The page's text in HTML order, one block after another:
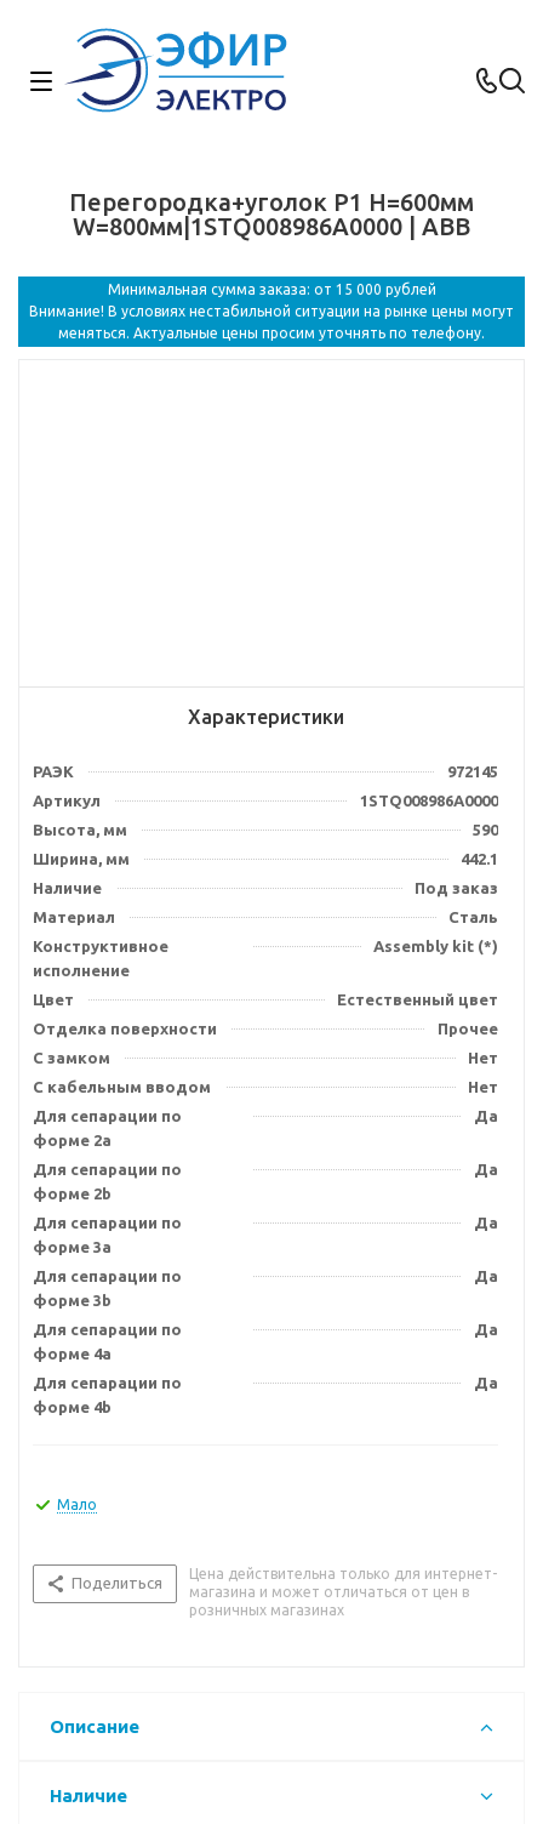
Перегородка+уголок P1 H=600мм
W=800мм|1STQ008986A0000 | ABB
Минимальная сумма заказа: от 15 000 рублей
Внимание! В условиях нестабильной ситуации на рынке цены могут
меняться. Актуальные цены просим уточнять по телефону.
Характеристики
РАЭК
972145
Артикул
1STQ008986A0000
Высота, мм
590
Ширина, мм
442.1
Наличие
Под заказ
Материал
Сталь
Конструктивное
исполнение
Assembly kit (*)
Цвет
Естественный цвет
Отделка поверхности
Прочее
С замком
Нет
С кабельным вводом
Нет
Для сепарации по
форме 2a
Да
Для сепарации по
форме 2b
Да
Для сепарации по
форме 3a
Да
Для сепарации по
форме 3b
Да
Для сепарации по
форме 4a
Да
Для сепарации по
форме 4b
Да
Мало
Поделиться
Цена действительна только для интернет-
магазина и может отличаться от цен в
розничных магазинах
Описание
Наличие